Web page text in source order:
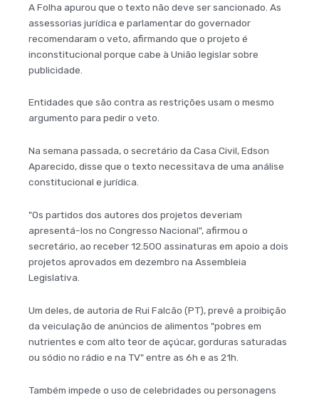
A Folha apurou que o texto não deve ser sancionado. As
assessorias jurídica e parlamentar do governador
recomendaram o veto, afirmando que o projeto é
inconstitucional porque cabe à União legislar sobre
publicidade.
Entidades que são contra as restrições usam o mesmo
argumento para pedir o veto.
Na semana passada, o secretário da Casa Civil, Edson
Aparecido, disse que o texto necessitava de uma análise
constitucional e jurídica.
"Os partidos dos autores dos projetos deveriam
apresentá-los no Congresso Nacional", afirmou o
secretário, ao receber 12.500 assinaturas em apoio a dois
projetos aprovados em dezembro na Assembleia
Legislativa.
Um deles, de autoria de Rui Falcão (PT), prevê a proibição
da veiculação de anúncios de alimentos "pobres em
nutrientes e com alto teor de açúcar, gorduras saturadas
ou sódio no rádio e na TV" entre as 6h e as 21h.
Também impede o uso de celebridades ou personagens